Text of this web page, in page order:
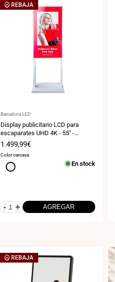
REBAJA
Proveedor:
Barcelona LED
Display publicitario LCD para
escaparates UHD 4K - 55" -
Android - Indoor
Precio
de
venta
1.499,99€
Color carcasa
Blanco En stock
- + AGREGAR
REBAJA